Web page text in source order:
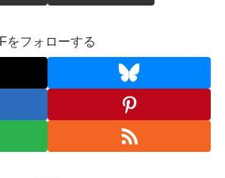
Fをフォローする